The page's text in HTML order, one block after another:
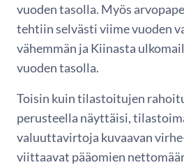
vuoden tasolla. Myös
tehtiin selvästi viime vuoden
vähemmän ja Kiinasta
vuoden tasolla.
Toisin kuin tilastoitujen
perusteella näyttäisi,
valuuttavirtoja kuvaavan
viittaavat pääomien